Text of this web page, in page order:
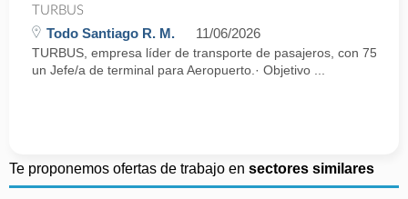
TURBUS
Todo Santiago R. M. 11/06/2026
TURBUS, empresa líder de transporte de pasajeros, con 75
un Jefe/a de terminal para Aeropuerto.· Objetivo ...
Te proponemos ofertas de trabajo en sectores similares